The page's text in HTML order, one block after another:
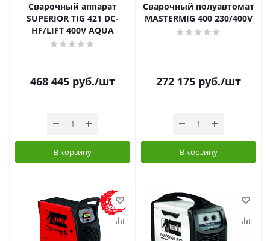
Сварочный аппарат
SUPERIOR TIG 421 DC-
HF/LIFT 400V AQUA
468 445руб./шт
В корзину
Сварочный полуавтомат
MASTERMIG 400 230/400V
272 175руб./шт
В корзину